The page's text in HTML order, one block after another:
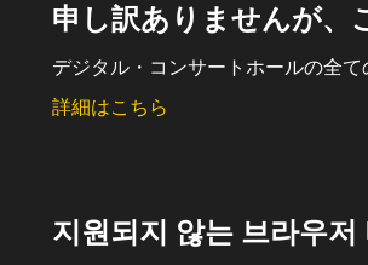
申し訳ありませんが、
デジタル・コンサートホールの全
詳細はこちら
지원되지 않는 브라우저